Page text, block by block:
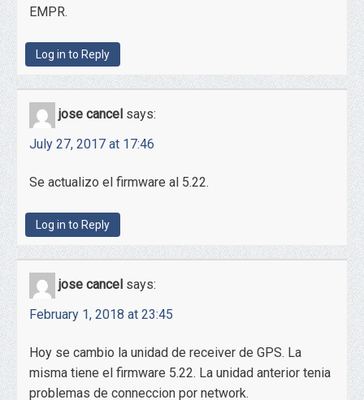
EMPR.
Log in to Reply
jose cancel says:
July 27, 2017 at 17:46
Se actualizo el firmware al 5.22.
Log in to Reply
jose cancel says:
February 1, 2018 at 23:45
Hoy se cambio la unidad de receiver de GPS. La
misma tiene el firmware 5.22. La unidad anterior tenia
problemas de conneccion por network.